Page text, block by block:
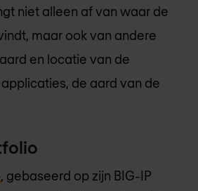
niet alleen af van waar de
maar ook van andere
en locatie van de
de aard van de
, gebaseerd op zijn BIG-IP